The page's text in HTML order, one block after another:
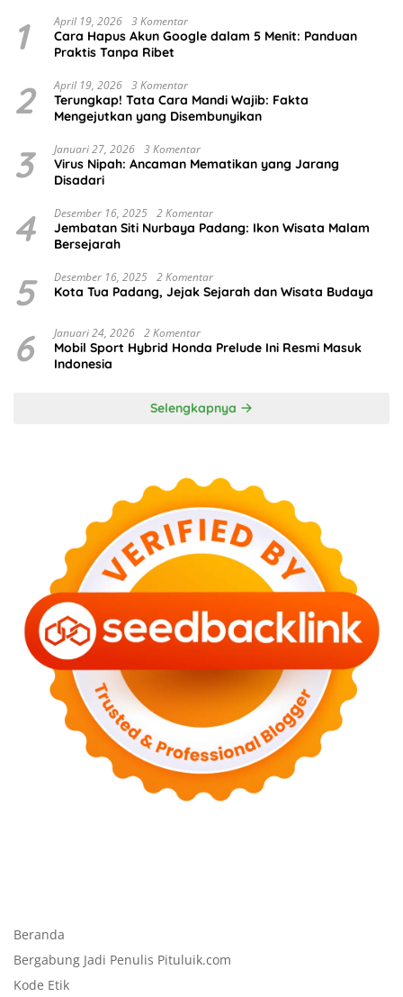
1 April 19, 2026 3 Komentar
Cara Hapus Akun Google dalam 5 Menit: Panduan
Praktis Tanpa Ribet
2 April 19, 2026 3 Komentar
Terungkap! Tata Cara Mandi Wajib: Fakta
Mengejutkan yang Disembunyikan
3 Januari 27, 2026 3 Komentar
Virus Nipah: Ancaman Mematikan yang Jarang
Disadari
4 Desember 16, 2025 2 Komentar
Jembatan Siti Nurbaya Padang: Ikon Wisata Malam
Bersejarah
5 Desember 16, 2025 2 Komentar
Kota Tua Padang, Jejak Sejarah dan Wisata Budaya
6 Januari 24, 2026 2 Komentar
Mobil Sport Hybrid Honda Prelude Ini Resmi Masuk
Indonesia
Selengkapnya
Beranda
Bergabung Jadi Penulis Pituluik.com
Kode Etik